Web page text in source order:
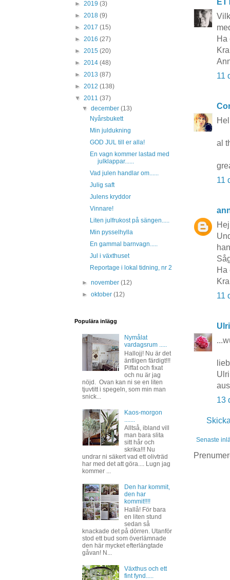
Ha
11
al
11
Ha
11
13
Senaste
► 2019 (3)
► 2018 (9)
► 2017 (15)
► 2016 (27)
► 2015 (20)
► 2014 (48)
► 2013 (87)
► 2012 (138)
▼ 2011 (37)
▼december(13)
Nyårsbukett
Min juldukning
GOD JUL till er alla!
En vagn kommer lastad med
julklappar......
Vad julen handlar om......
Julig saft
Julens kryddor
Vinnare!
Liten julfrukost på sängen.....
Min pysselhylla
En gammal barnvagn.....
Jul i växthuset
Reportage i lokal tidning, nr 2
►november(12)
►oktober(12)
Populära inlägg
Nymålat
vardagsrum .....
Hallojj! Nu är det
äntligen färdigt!!!
Piffat och fixat
och nu är jag
nöjd. Ovan kan ni se en liten
tjuvtitt i spegeln, som min man
snick...
Kaos-morgon
Alltså, ibland vill
man bara slita
sitt hår och
skrika!!! Nu
undrar ni säkert vad ett olivträd
har med det att göra.... Lugn jag
kommer ...
Den har kommit,
den har
kommit!!!!
Hallå! För bara
en liten stund
sedan så
knackade det på dörren. Utanför
stod ett bud som överlämnade
den här mycket efterlängtade
gåvan! N...
Växthus och ett
fint fynd.....